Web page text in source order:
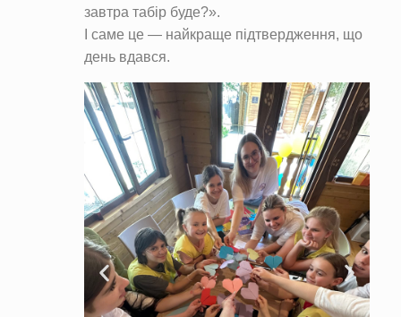
завтра табір буде?».
І саме це — найкраще підтвердження, що
день вдався.